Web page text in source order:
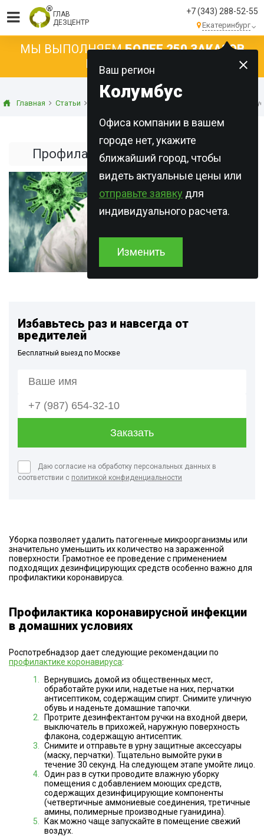
ГЛАВ
ДЕЗЦЕНТР
+7 (343) 288-52-55
Екатеринбург
Ваш регион
Колумбус
Офиса компании в вашем
городе нет, укажите
ближайший город, чтобы
видеть актуальные цены или
отправьте заявку для
индивидуального расчета.
Изменить
МЫ ВЫПОЛНЯЕМБОЛЕЕ 250 ЗАКАЗОВ
КАЖДЫЙ ДЕНЬ!
Главная Статьи Дезинфекция Профилактика от
Профилактика от коронавируса
Избавьтесь раз и навсегда от
вредителей
Бесплатный выезд по Москве
Даю согласие на обработку персональных данных в
соответствии с политикой конфиденциальности
Уборка позволяет удалить патогенные микроорганизмы или
значительно уменьшить их количество на зараженной
поверхности. Грамотное ее проведение с применением
подходящих дезинфицирующих средств особенно важно для
профилактики коронавируса.
Профилактика коронавирусной инфекции
в домашних условиях
Роспотребнадзор дает следующие рекомендации по
профилактике коронавируса:
Вернувшись домой из общественных мест,
обработайте руки или, надетые на них, перчатки
антисептиком, содержащим спирт. Снимите уличную
обувь и наденьте домашние тапочки.
Протрите дезинфектантом ручки на входной двери,
выключатель в прихожей, наружную поверхность
флакона, содержащую антисептик.
Снимите и отправьте в урну защитные аксессуары
(маску, перчатки). Тщательно вымойте руки в
течение 30 секунд. На следующем этапе умойте лицо.
Один раз в сутки проводите влажную уборку
помещения с добавлением моющих средств,
содержащих дезинфицирующие компоненты
(четвертичные аммониевые соединения, третичные
амины, полимерные производные гуанидина).
Как можно чаще запускайте в помещение свежий
воздух.